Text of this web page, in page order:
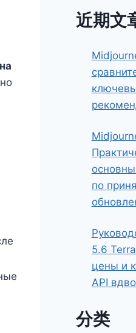
近期文
по
5.6
цены и
API
分类